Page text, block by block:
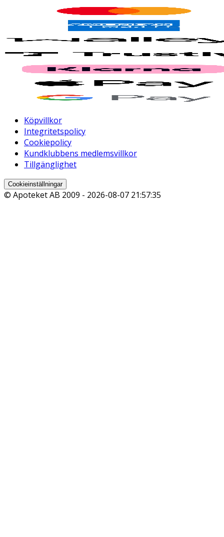
Köpvillkor
Integritetspolicy
Cookiepolicy
Kundklubbens medlemsvillkor
Tillgänglighet
Cookieinställningar
© Apoteket AB 2009 - 2026-08-07 21:57:35